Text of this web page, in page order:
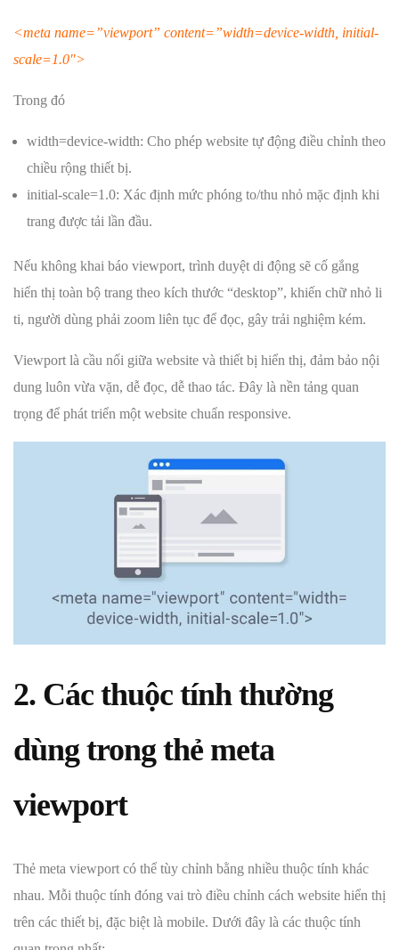
<meta name=”viewport” content=”width=device-width, initial-
scale=1.0″>
Trong đó
width=device-width: Cho phép website tự động điều chỉnh theo
chiều rộng thiết bị.
initial-scale=1.0: Xác định mức phóng to/thu nhỏ mặc định khi
trang được tải lần đầu.
Nếu không khai báo viewport, trình duyệt di động sẽ cố gắng
hiển thị toàn bộ trang theo kích thước “desktop”, khiến chữ nhỏ li
ti, người dùng phải zoom liên tục để đọc, gây trải nghiệm kém.
Viewport là cầu nối giữa website và thiết bị hiển thị, đảm bảo nội
dung luôn vừa vặn, dễ đọc, dễ thao tác. Đây là nền tảng quan
trọng để phát triển một website chuẩn responsive.
2. Các thuộc tính thường
dùng trong thẻ meta
viewport
Thẻ meta viewport có thể tùy chỉnh bằng nhiều thuộc tính khác
nhau. Mỗi thuộc tính đóng vai trò điều chỉnh cách website hiển thị
trên các thiết bị, đặc biệt là mobile. Dưới đây là các thuộc tính